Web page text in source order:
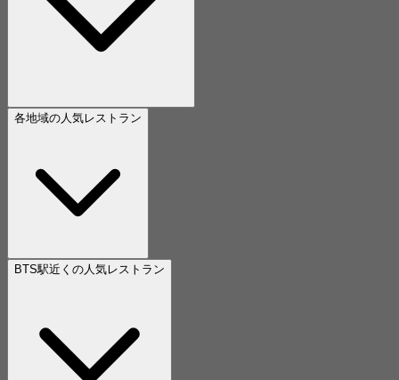
各地域の人気レストラン
BTS駅近くの人気レストラン